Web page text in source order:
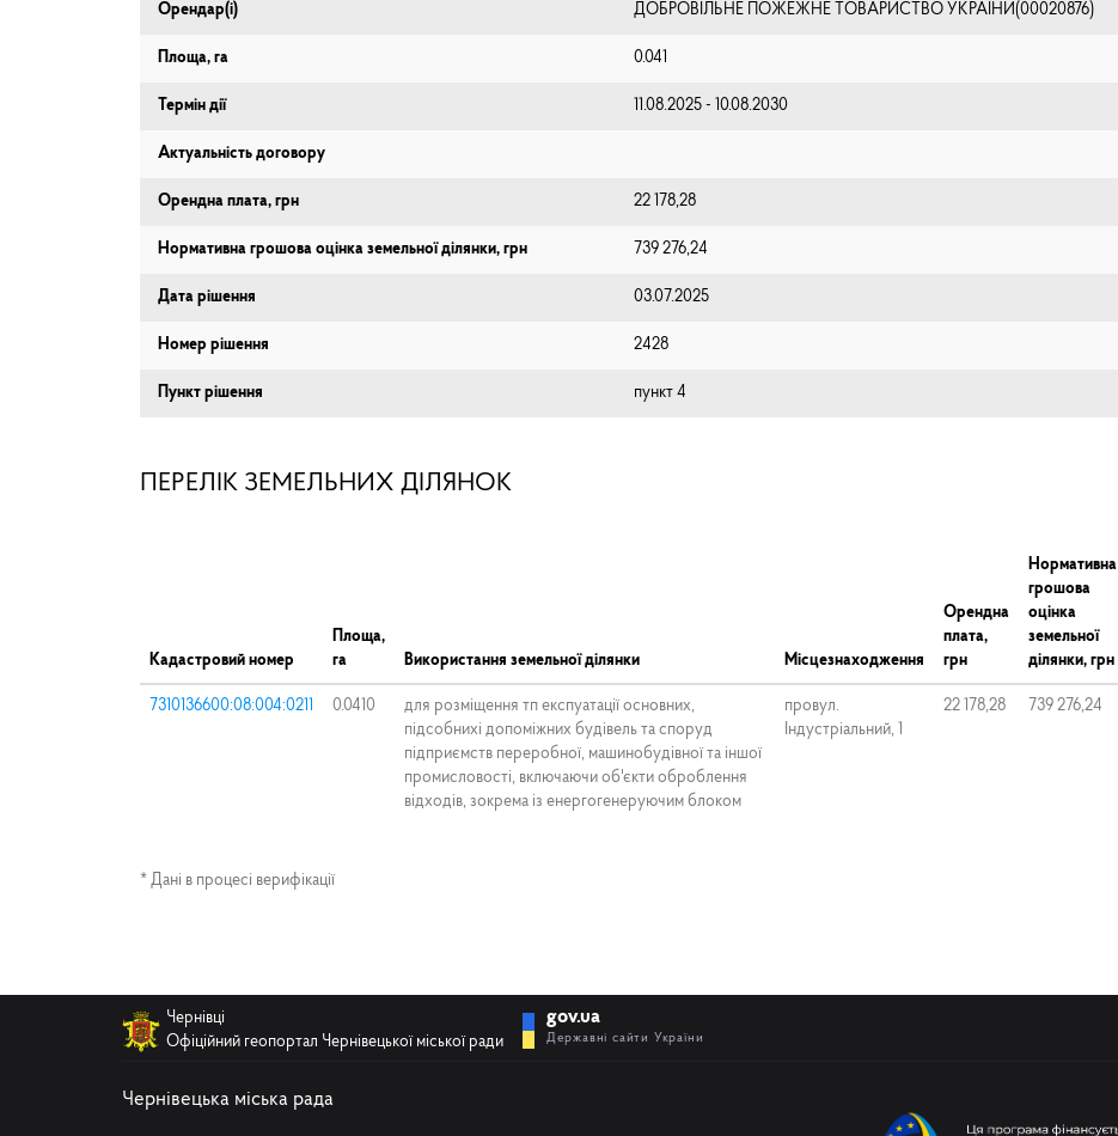
Орендар(і) ДОБРОВІЛЬНЕ ПОЖЕЖНЕ ТОВАРИСТВО УКРАЇНИ(00020876)
Площа, га 0.041
Термін дії 11.08.2025 - 10.08.2030
Актуальність договору
Орендна плата, грн 22 178,28
Нормативна грошова оцінка земельної ділянки, грн 739 276,24
Дата рішення 03.07.2025
Номер рішення 2428
Пункт рішення пункт 4
ПЕРЕЛІК ЗЕМЕЛЬНИХ ДІЛЯНОК
Кадастровий номер
Площа,
га
Використання земельної ділянки Місцезнаходження
Орендна
плата,
грн
Нормативна
грошова
оцінка
земельної
ділянки, грн
7310136600:08:004:0211 0.0410
для розміщення тп експуатації основних,
підсобнихі допоміжних будівель та споруд
підприємств переробної, машинобудівної та іншої
промисловості, включаючи об'єкти оброблення
відходів, зокрема із енергогенеруючим блоком
провул.
Індустріальний, 1
22 178,28 739 276,24
* Дані в процесі верифікації
Чернівці
Офіційний геопортал Чернівецької міської ради
gov.ua
Державні сайти України
Чернівецька міська рада